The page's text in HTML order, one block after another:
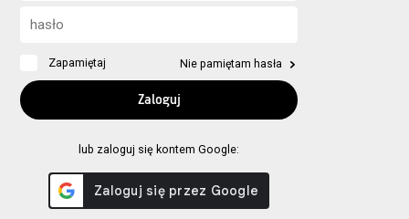
Zapamiętaj Nie pamiętam hasła
lub zaloguj się kontem Google: